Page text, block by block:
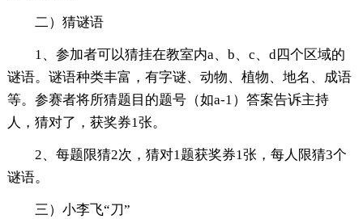
二）猜谜语
1、参加者可以猜挂在教室内a、b、c、d四个区域的
谜语。谜语种类丰富，有字谜、动物、植物、地名、成语
等。参赛者将所猜题目的题号（如a-1）答案告诉主持
人，猜对了，获奖券1张。
2、每题限猜2次，猜对1题获奖券1张，每人限猜3个
谜语。
三）小李飞“刀”